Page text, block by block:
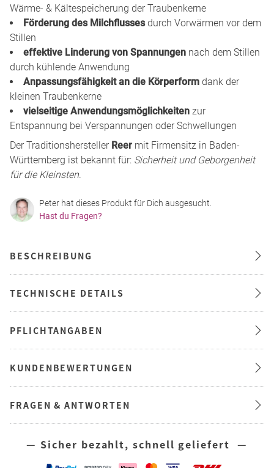
Wärme- & Kältespeicherung der Traubenkerne
Förderung des Milchflussesdurch Vorwärmen vor dem
Stillen
effektive Linderung von Spannungen nach dem Stillen
durch kühlende Anwendung
Anpassungsfähigkeit an die Körperform dank der
kleinen Traubenkerne
vielseitige Anwendungsmöglichkeiten zur
Entspannung bei Verspannungen oder Schwellungen
Der Traditionshersteller Reer mit Firmensitz in Baden-
Württemberg ist bekannt für: Sicherheit und Geborgenheit
für die Kleinsten.
Peter hat dieses Produkt für Dich ausgesucht.
Hast du Fragen?
BESCHREIBUNG
TECHNISCHE DETAILS
PFLICHTANGABEN
KUNDENBEWERTUNGEN
FRAGEN & ANTWORTEN
— Sicher bezahlt, schnell geliefert —